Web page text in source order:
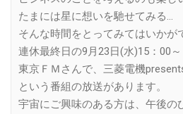
たまには星に想いを馳せてみる…
そんな時間をとってみてはいかが
連休最終日の9月23日(水)15：00～
東京ＦＭさんで、三菱電機
という番組の放送があります。
宇宙にご興味のある方は、午後の